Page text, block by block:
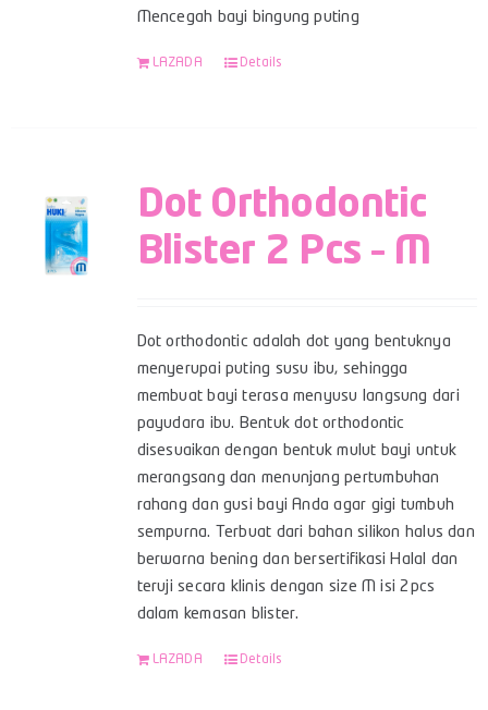
Mencegah bayi bingung puting
LAZADA Details
Dot Orthodontic
Blister 2 Pcs – M
Dot orthodontic adalah dot yang bentuknya
menyerupai puting susu ibu, sehingga
membuat bayi terasa menyusu langsung dari
payudara ibu. Bentuk dot orthodontic
disesuaikan dengan bentuk mulut bayi untuk
merangsang dan menunjang pertumbuhan
rahang dan gusi bayi Anda agar gigi tumbuh
sempurna. Terbuat dari bahan silikon halus dan
berwarna bening dan bersertifikasi Halal dan
teruji secara klinis dengan size M isi 2pcs
dalam kemasan blister.
LAZADA Details